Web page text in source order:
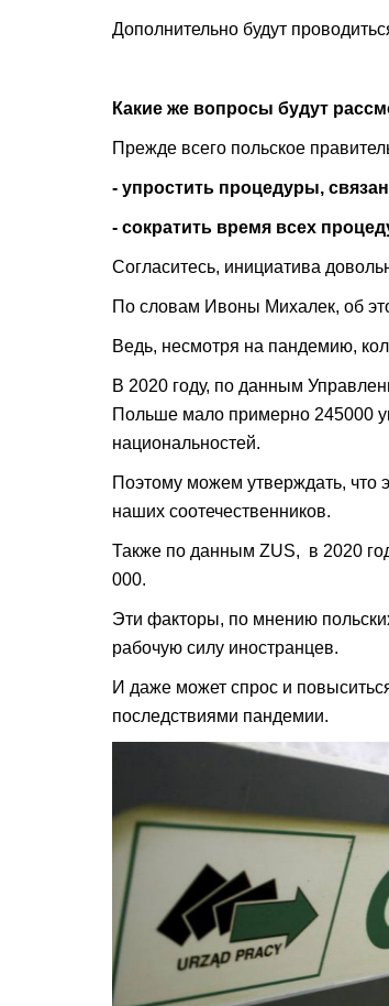
Дополнительно будут
Какие же вопросы будут
Прежде всего польское
- упростить процедуры,
- сократить время всех
Согласитесь, инициатива
По словам Ивоны Михалек, об
Ведь, несмотря на пандемию,
В 2020 году, по данным
Польше мало примерно 245000
национальностей.
Поэтому можем утверждать, что
наших соотечественников.
Также по данным ZUS, в 2020
000.
Эти факторы, по мнению
рабочую силу иностранцев.
И даже может спрос и
последствиями пандемии.